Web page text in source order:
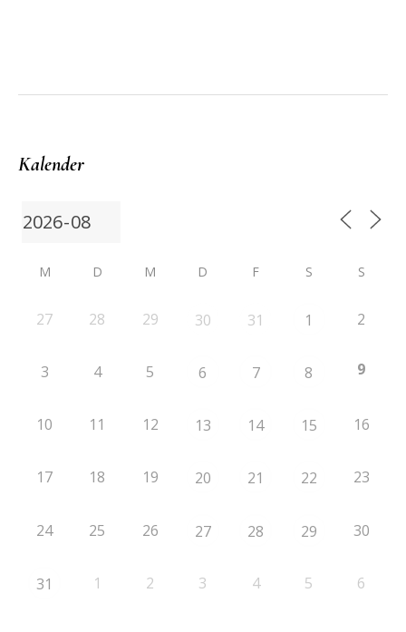
Kalender
M D M D F S S
27 28 29 30 31 1 2
3 4 5 6 7 8 9
10 11 12 13 14 15 16
17 18 19 20 21 22 23
24 25 26 27 28 29 30
31 1 2 3 4 5 6